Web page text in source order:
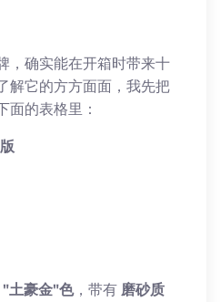
，确实能在开箱时带来十
解它的方方面面，我先把
面的表格里：
"土豪金"色，带有 磨砂质